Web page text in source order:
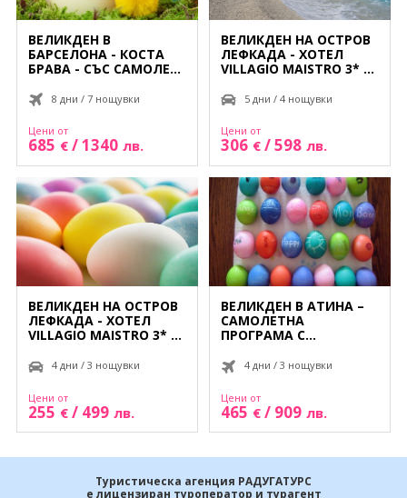
Екскурзии Хърватия
Екскурзии Чехия
Екскурзии Швейцария
Екскурзии Швеция
ВЕЛИКДЕН В
БАРСЕЛОНА - КОСТА
БРАВА - СЪС САМОЛЕТ,
8 дни / 7 нощувки
Цени от
685 €/1340 лв.
ВЕЛИКДЕН НА ОСТРОВ
ЛЕФКАДА - ХОТЕЛ
VILLAGIO MAISTRO 3* -
СОБСТВЕН ТРАНСПОРТ!
5 дни / 4 нощувки
Цени от
306 € /598 лв.
ВЕЛИКДЕН НА ОСТРОВ
ЛЕФКАДА - ХОТЕЛ
VILLAGIO MAISTRO 3* -
СОБСТВЕН ТРАНСПОРТ!
4 дни / 3 нощувки
Цени от
255 €/ 499 лв.
ВЕЛИКДЕН В АТИНА –
САМОЛЕТНА
ПРОГРАМА С
БЪЛГАРСКИ ЕЗИК!
4 дни / 3 нощувки
Цени от
465 € / 909 лв.
Туристическа агенция РАДУГАТУРС
е лицензиран туроператор и турагент